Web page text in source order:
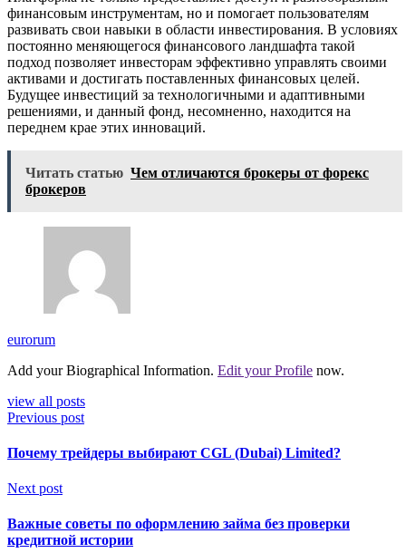
финансовым инструментам, но и помогает пользователям
развивать свои навыки в области инвестирования. В условиях
постоянно меняющегося финансового ландшафта такой
подход позволяет инвесторам эффективно управлять своими
активами и достигать поставленных финансовых целей.
Будущее инвестиций за технологичными и адаптивными
решениями, и данный фонд, несомненно, находится на
переднем крае этих инноваций.
Читать статью Чем отличаются брокеры от форекс
брокеров
eurorum
Add your Biographical Information. Edit your Profile now.
view all posts
Previous post
Почему трейдеры выбирают CGL (Dubai) Limited?
Next post
Важные советы по оформлению займа без проверки
кредитной истории